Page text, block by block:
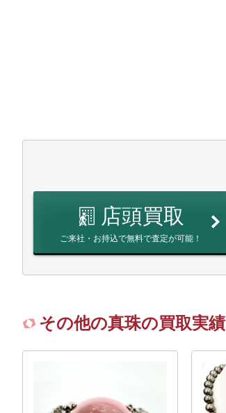
店頭買取
ご来社・お持込で無料で査定が可能！
その他の真珠の買取実績